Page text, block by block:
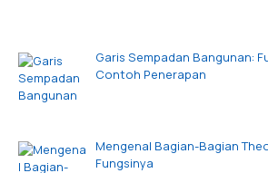
Garis Sempadan Bangunan:
Contoh Penerapan
Mengenal Bagian-Bagian
Fungsinya